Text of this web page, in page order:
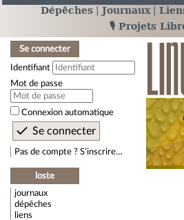
Dépêches Journaux
🎙️ Projets
Se connecter
Identifiant
Mot de passe
Connexion automatique
Pas de compte ? S’inscrire…
loste
journaux
dépêches
liens